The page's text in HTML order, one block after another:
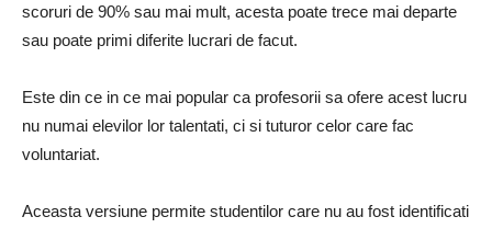
scoruri de 90% sau mai mult, acesta poate trece mai departe
sau poate primi diferite lucrari de facut.
Este din ce in ce mai popular ca profesorii sa ofere acest lucru
nu numai elevilor lor talentati, ci si tuturor celor care fac
voluntariat.
Aceasta versiune permite studentilor care nu au fost identificati